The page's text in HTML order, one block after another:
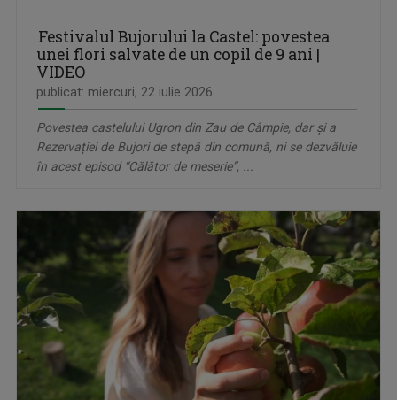
Festivalul Bujorului la Castel: povestea
unei flori salvate de un copil de 9 ani |
VIDEO
publicat: miercuri, 22 iulie 2026
Povestea castelului Ugron din Zau de Câmpie, dar și a
Rezervației de Bujori de stepă din comună, ni se dezvăluie
în acest episod “Călător de meserie”, ...